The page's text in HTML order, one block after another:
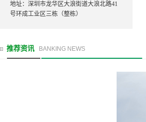
地址：深圳市龙华区大浪街道大浪北路41
号环成工业区三栋（整栋）
推荐资讯 BANKING NEWS